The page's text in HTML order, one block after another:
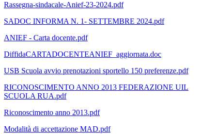
Rassegna-sindacale-Anief-23-2024.pdf
SADOC INFORMA N. 1- SETTEMBRE 2024.pdf
ANIEF - Carta docente.pdf
DiffidaCARTADOCENTEANIEF_aggiornata.doc
USB Scuola avvio prenotazioni sportello 150 preferenze.pdf
RICONOSCIMENTO ANNO 2013 FEDERAZIONE UIL
SCUOLA RUA.pdf
Riconoscimento anno 2013.pdf
Modalità di accettazione MAD.pdf